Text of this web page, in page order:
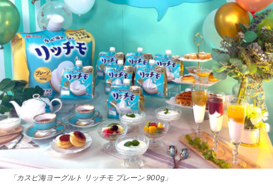
「カスピ海ヨーグルト リッチモ プレーン 900g」